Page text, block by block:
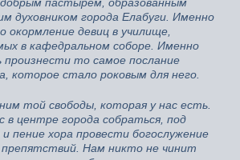
пастырем, образованным
духовником города Елабуги. Именно
окормление девиц в училище,
в кафедральном соборе. Именно
произнести то самое послание
которое стало роковым для него.
той свободы, которая у нас есть.
в центре города собраться, под
и пение хора провести богослужение
препятствий. Нам никто не чинит